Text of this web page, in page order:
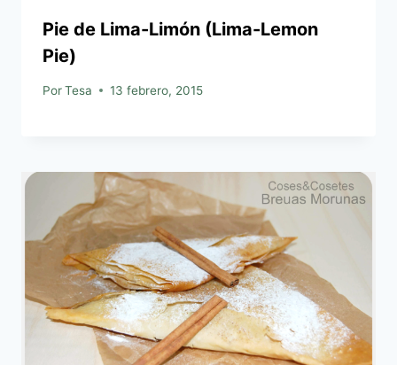
Pie de Lima-Limón (Lima-Lemon
Pie)
PorTesa 13 febrero, 2015